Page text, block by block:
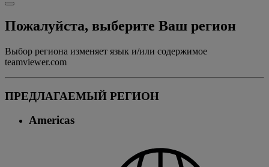
Пожалуйста, выберите Ваш регион
Выбор региона изменяет язык и/или содержимое
teamviewer.com
ПРЕДЛАГАЕМЫЙ РЕГИОН
Americas